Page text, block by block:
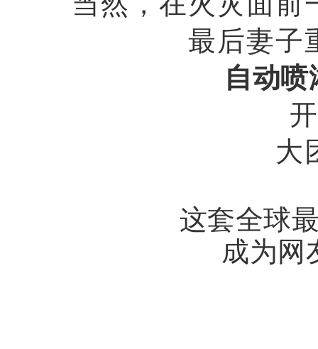
最后妻子
自动喷
大
这套全球
成为网